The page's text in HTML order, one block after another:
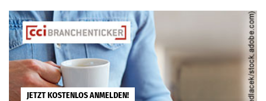
JETZT KOSTENLOS ANMELDEN!